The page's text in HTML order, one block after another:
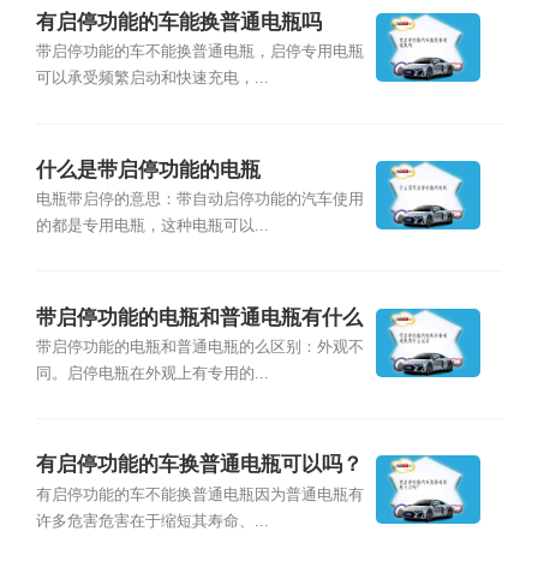
有启停功能的车能换普通电瓶吗
带启停功能的车不能换普通电瓶，启停专用电瓶
可以承受频繁启动和快速充电，...
什么是带启停功能的电瓶
电瓶带启停的意思：带自动启停功能的汽车使用
的都是专用电瓶，这种电瓶可以...
带启停功能的电瓶和普通电瓶有什么
区别
带启停功能的电瓶和普通电瓶的么区别：外观不
同。启停电瓶在外观上有专用的...
有启停功能的车换普通电瓶可以吗？
有启停功能的车不能换普通电瓶因为普通电瓶有
许多危害危害在于缩短其寿命、...